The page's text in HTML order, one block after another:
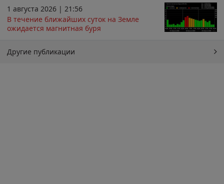
1 августа 2026 | 21:56
В течение ближайших суток на Земле
ожидается магнитная буря
Другие публикации